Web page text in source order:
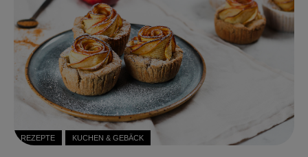
REZEPTE KUCHEN & GEBÄCK